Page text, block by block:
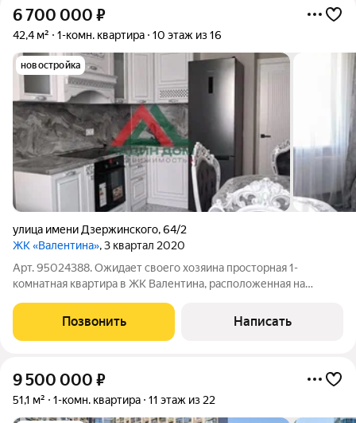
6 700 000 ₽
42,4 м² 1-комн. квартира 10 этаж из 16
новостройка
улица имени Дзержинского,64/2
ЖК «Валентина», 3 квартал 2020
Арт. 95024388. Ожидает своего хозяина просторная 1-
комнатная квартира в ЖК Валентина, расположенная на
свежим дизайнерским ремонтом, мебелью, бытовой техникой.
В квартире никто не жил!
Позвонить Написать
9 500 000 ₽
51,1 м² 1-комн. квартира 11 этаж из 22